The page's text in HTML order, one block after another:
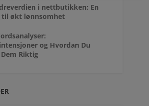
i nettbutikken: En
til økt lønnsomhet
og Hvordan Du
Riktig